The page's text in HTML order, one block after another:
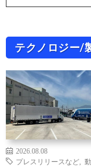
テクノロジー/
2026.08.08
プレスリリースなど